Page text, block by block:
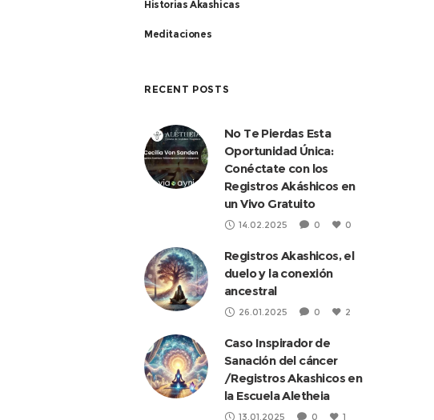
Historias Akashicas
Meditaciones
RECENT POSTS
No Te Pierdas Esta
Oportunidad Única:
Conéctate con los
Registros Akáshicos en
un Vivo Gratuito
14.02.2025 0 0
Registros Akashicos, el
duelo y la conexión
ancestral
26.01.2025 0 2
Caso Inspirador de
Sanación del cáncer
/Registros Akashicos en
la Escuela Aletheia
13.01.2025 0 1